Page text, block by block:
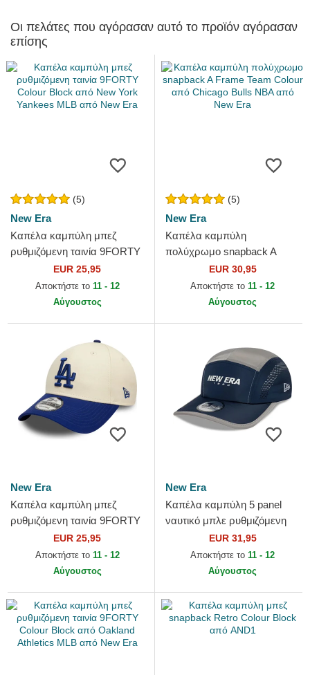
Οι πελάτες που αγόρασαν αυτό το προϊόν αγόρασαν
επίσης
(5)
New Era
Καπέλα καμπύλη μπεζ
ρυθμιζόμενη ταινία 9FORTY
Colour Block από New York
Yankees MLB από New Era
EUR 25,95
Αποκτήστε το 11 - 12
Αύγουστος
(5)
New Era
Καπέλα καμπύλη
πολύχρωμο snapback A
Frame Team Colour από
Chicago Bulls NBA από New
EUR 30,95
Αποκτήστε το 11 - 12
Αύγουστος
New Era
Καπέλα καμπύλη μπεζ
ρυθμιζόμενη ταινία 9FORTY
Colour Block από Los
Angeles Dodgers MLB από
EUR 25,95
Αποκτήστε το 11 - 12
Αύγουστος
New Era
Καπέλα καμπύλη 5 panel
ναυτικό μπλε ρυθμιζόμενη
ταινία Runner Colour Block
από New Era
EUR 31,95
Αποκτήστε το 11 - 12
Αύγουστος